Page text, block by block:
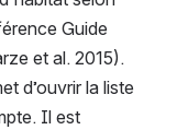
Guide
et al. 2015).
d’ouvrir la liste
Il est